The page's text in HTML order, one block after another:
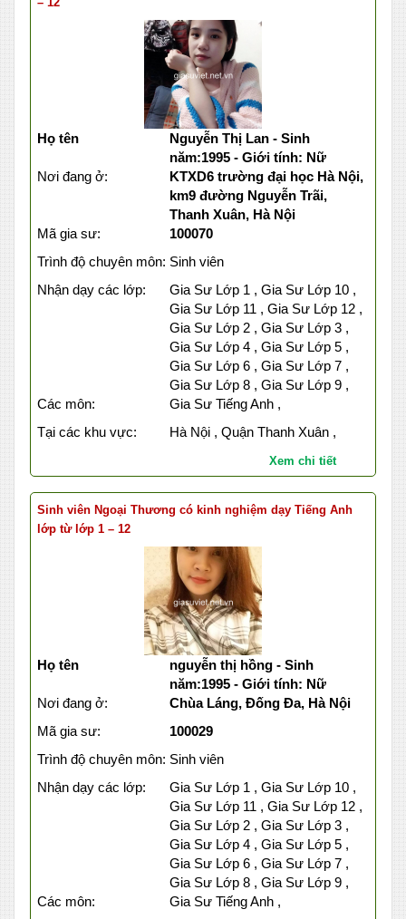
Họ tên
Nguyễn Thị Lan - Sinh
năm:1995 - Giới tính: Nữ
Nơi đang ở:
KTXD6 trường đại học Hà Nội,
km9 đường Nguyễn Trãi,
Thanh Xuân, Hà Nội
Mã gia sư:
100070
Trình độ chuyên môn: Sinh viên
Nhận dạy các lớp:
Gia Sư Lớp 1 , Gia Sư Lớp 10 ,
Gia Sư Lớp 11 , Gia Sư Lớp 12 ,
Gia Sư Lớp 2 , Gia Sư Lớp 3 ,
Gia Sư Lớp 4 , Gia Sư Lớp 5 ,
Gia Sư Lớp 6 , Gia Sư Lớp 7 ,
Gia Sư Lớp 8 , Gia Sư Lớp 9 ,
Các môn:
Gia Sư Tiếng Anh ,
Tại các khu vực:
Hà Nội , Quận Thanh Xuân ,
Xem chi tiết
Sinh viên Ngoại Thương có kinh nghiệm dạy Tiếng Anh
lớp từ lớp 1 – 12
Họ tên
nguyễn thị hồng - Sinh
năm:1995 - Giới tính: Nữ
Nơi đang ở:
Chùa Láng, Đống Đa, Hà Nội
Mã gia sư:
100029
Trình độ chuyên môn: Sinh viên
Nhận dạy các lớp:
Gia Sư Lớp 1 , Gia Sư Lớp 10 ,
Gia Sư Lớp 11 , Gia Sư Lớp 12 ,
Gia Sư Lớp 2 , Gia Sư Lớp 3 ,
Gia Sư Lớp 4 , Gia Sư Lớp 5 ,
Gia Sư Lớp 6 , Gia Sư Lớp 7 ,
Gia Sư Lớp 8 , Gia Sư Lớp 9 ,
Các môn:
Gia Sư Tiếng Anh ,